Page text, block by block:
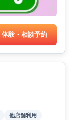
体験・相談予約
他店舗利用